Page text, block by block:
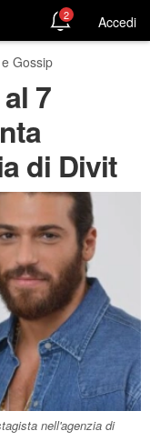
2 Accedi
Gossip
7
di Divit
nell'agenzia di